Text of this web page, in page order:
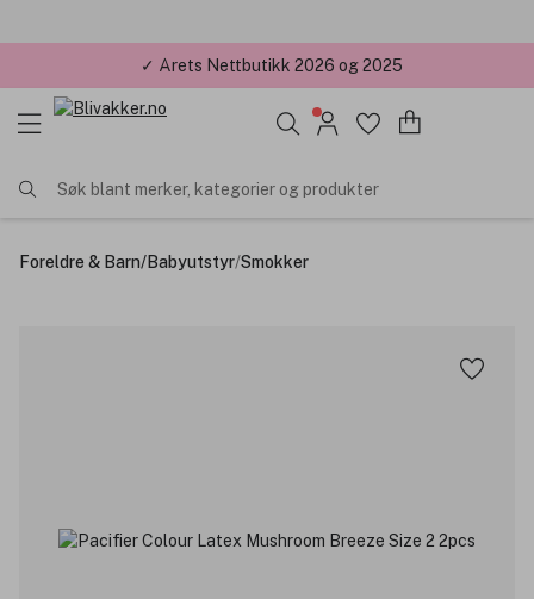
✓ Årets Nettbutikk 2026 og 2025
Søk blant merker, kategorier og produkter
Foreldre & Barn/Babyutstyr/Smokker